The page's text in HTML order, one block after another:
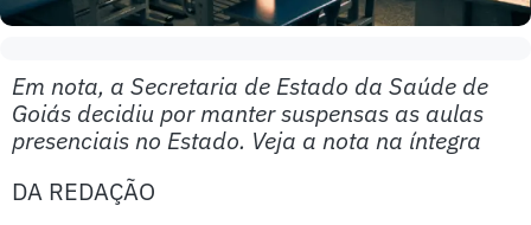
Em nota, a Secretaria de Estado da Saúde de
Goiás decidiu por manter suspensas as aulas
presenciais no Estado. Veja a nota na íntegra
DA REDAÇÃO